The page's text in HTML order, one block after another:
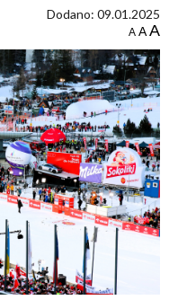
Dodano: 09.01.2025
A AA